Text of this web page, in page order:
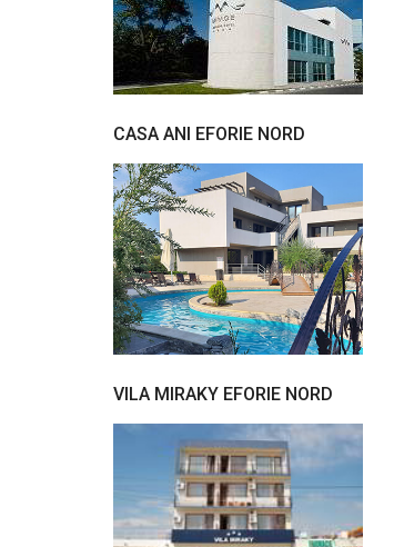
CASA ANI EFORIE NORD
VILA MIRAKY EFORIE NORD